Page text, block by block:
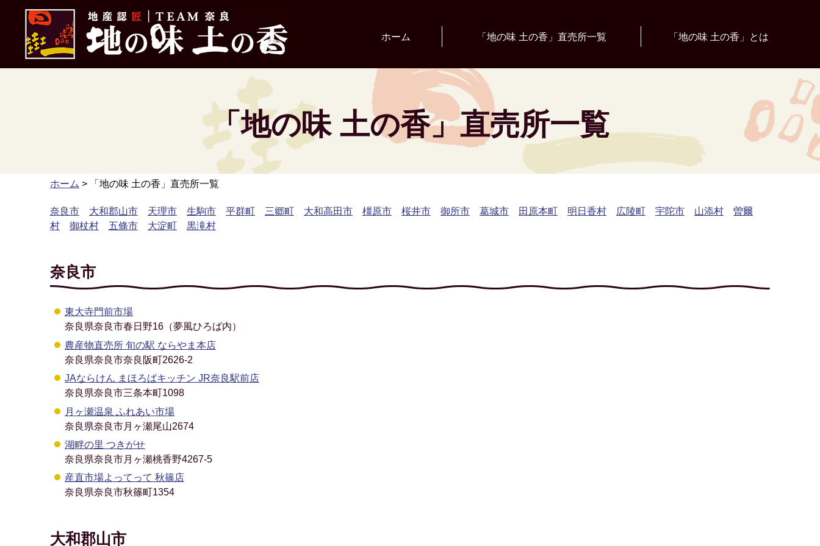
地産認匠 TEAM奈良 地の味 土の香
ホーム 「地の味 土の香」直売所一覧 「地の味 土の香」とは
「地の味 土の香」直売所一覧
ホーム > 「地の味 土の香」直売所一覧
奈良市 大和郡山市 天理市 生駒市 平群町 三郷町 大和高田市 橿原市 桜井市 御所市 葛城市 田原本町 明日香村 広陵町 宇陀市 山添村
曽爾
村
御杖村 五條市 大淀町 黒滝村
奈良市
東大寺門前市場
奈良県奈良市春日野16（夢風ひろば内）
農産物直売所 旬の駅 ならやま本店
奈良県奈良市奈良阪町2626-2
JAならけん まほろばキッチン JR奈良駅前店
奈良県奈良市三条本町1098
月ヶ瀬温泉 ふれあい市場
奈良県奈良市月ヶ瀬尾山2674
湖畔の里 つきがせ
奈良県奈良市月ヶ瀬桃香野4267-5
産直市場よってって 秋篠店
奈良県奈良市秋篠町1354
大和郡山市